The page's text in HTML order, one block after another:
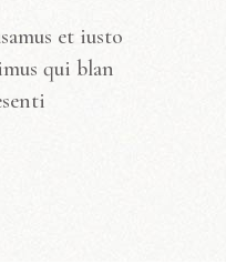
et iusto
qui blan